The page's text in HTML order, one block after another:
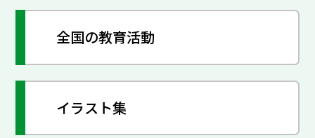
全国の教育活動
イラスト集